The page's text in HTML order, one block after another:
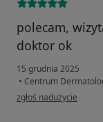
polecam,
doktor ok
15 grudnia 2025
• Centrum
w opinii użytkownika
zgłoś nadużycie